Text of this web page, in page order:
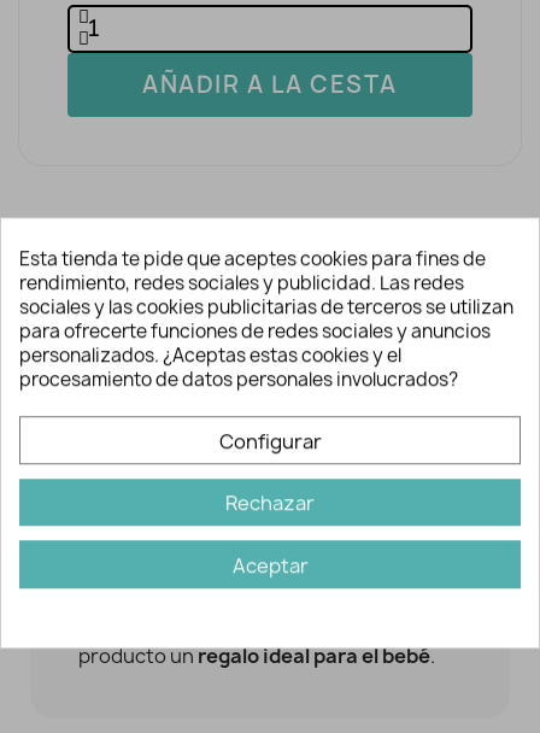
AÑADIR A LA CESTA
Descripción y detalles
Juego infantil de 3 piezas -
Estrellitas
Gracias a su composición enalgodón
estas prendas resultan
antialérgicas, suaves y transpirables.
Tejido perfectamente indicado para la
delicada piel de los recién nacidos. La
producto unregalo ideal para el bebé.
Esta tienda te pide que aceptes cookies para fines de
rendimiento, redes sociales y publicidad. Las redes
sociales y las cookies publicitarias de terceros se utilizan
para ofrecerte funciones de redes sociales y anuncios
personalizados. ¿Aceptas estas cookies y el
procesamiento de datos personales involucrados?
Configurar
Rechazar
Aceptar